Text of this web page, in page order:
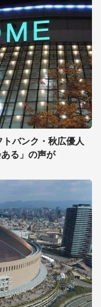
バンク・秋広優人
る」の声が